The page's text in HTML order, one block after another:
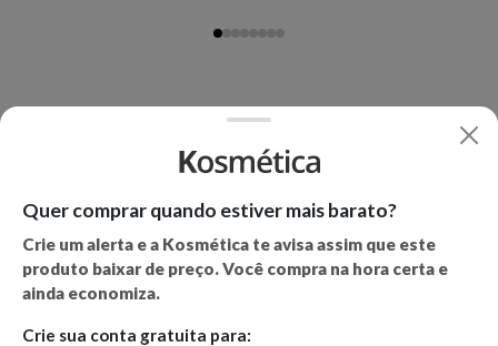
Quer comprar quando estiver mais barato?
Crie um alerta e a Kosmética te avisa assim que este
produto baixar de preço. Você compra na hora certa e
ainda economiza.
Crie sua conta gratuita para: